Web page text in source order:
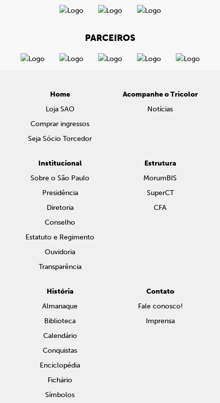
PARCEIROS
Home
Loja SAO
Comprar ingressos
Seja Sócio Torcedor
Acompanhe o Tricolor
Notícias
Institucional
Sobre o São Paulo
Presidência
Diretoria
Conselho
Estatuto e Regimento
Ouvidoria
Transparência
Estrutura
MorumBIS
SuperCT
CFA
História
Almanaque
Biblioteca
Calendário
Conquistas
Enciclopédia
Fichário
Símbolos
Contato
Fale conosco!
Imprensa